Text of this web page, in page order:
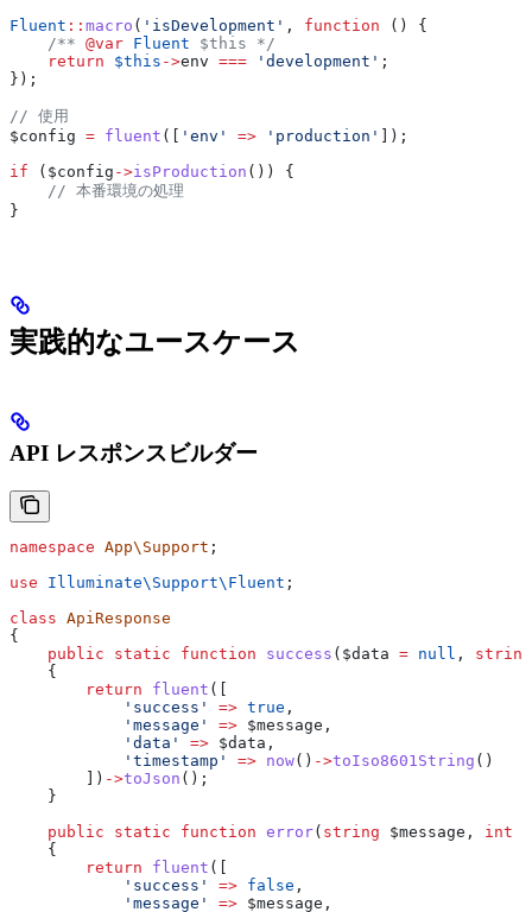
Fluent :: macro ( 'isDevelopment' , function () {
    /**
@var Fluent $this */
    return
$this ->env === 'development' ;
});
// 使用
$config = fluent ([ 'env' => 'production'
]);
if ( $config ->isProduction ()) {
    // 本番環境の処理
}
実践的なユースケース
API レスポンスビルダー
namespace App\Support ;
use Illuminate\Support\ Fluent ;
class ApiResponse
{
    public
static function success ( $data = null , string
    {
        return
fluent ([
            'success'
=> true ,
            'message'
=> $message ,
            'data'
=> $data ,
            'timestamp'
=> now() ->toIso8601String ()
        ])
->toJson ();
    }
    public
static function error( string $message , int
    {
        return
fluent ([
            'success'
=> false ,
            'message'
=> $message ,